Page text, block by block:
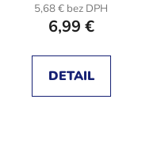
5,68 € bez DPH
6,99 €
DETAIL